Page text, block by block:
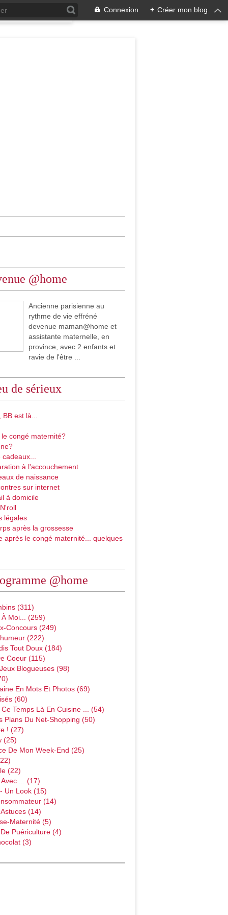
Connexion + Créer mon blog
@home
Ancienne parisienne au
rythme de vie effréné
devenue maman@home et
assistante maternelle, en
province, avec 2 enfants et
ravie de l'être ...
de sérieux
est là...
congé maternité?
à l'accouchement
de naissance
sur internet
à domicile
légales
après la grossesse
après le congé maternité... quelques
@home
(311)
À Moi... (259)
Concours (249)
(222)
Tout Doux (184)
Coeur (115)
Blogueuses (98)
En Mots Et Photos (69)
(60)
Temps Là En Cuisine ... (54)
Plans Du Net-Shopping (50)
! (27)
(25)
De Mon Week-End (25)
(22)
... (17)
Un Look (15)
(14)
(14)
Maternité (5)
Puériculture (4)
(3)